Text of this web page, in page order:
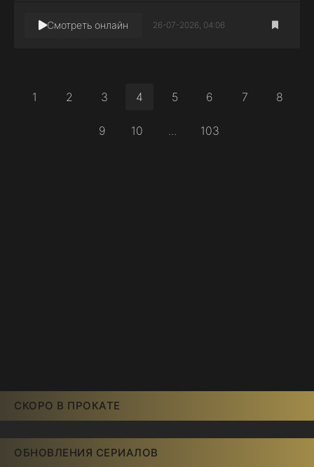
СКОРО В ПРОКАТЕ
ОБНОВЛЕНИЯ СЕРИАЛОВ
Смотреть онлайн 26-07-2026, 04:06
1 2 3 4 5 6 7 8
9 10 103